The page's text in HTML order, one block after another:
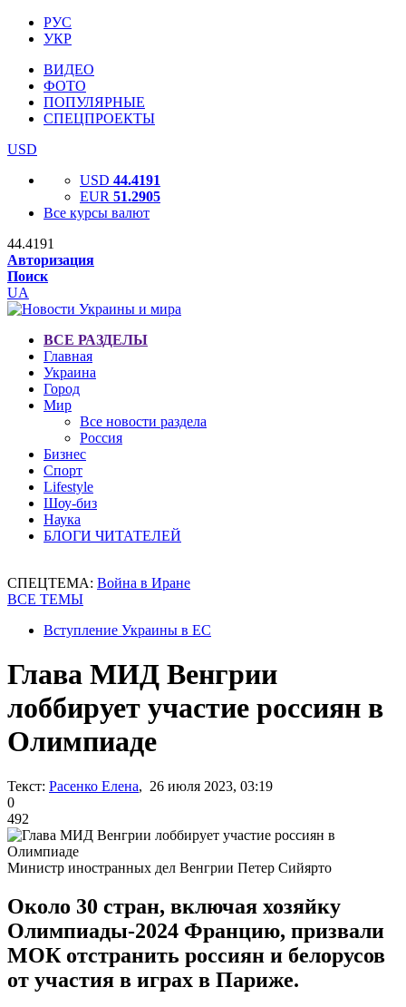
РУС
УКР
ВИДЕО
ФОТО
ПОПУЛЯРНЫЕ
СПЕЦПРОЕКТЫ
USD
USD 44.4191
EUR 51.2905
Все курсы валют
44.4191
Авторизация
Поиск
UA
ВСЕ РАЗДЕЛЫ
Главная
Украина
Город
Мир
Все новости раздела
Россия
Бизнес
Спорт
Lifestyle
Шоу-биз
Наука
БЛОГИ ЧИТАТЕЛЕЙ
СПЕЦТЕМА: Война в Иране
ВСЕ ТЕМЫ
Вступление Украины в ЕС
Глава МИД Венгрии
лоббирует участие россиян в
Олимпиаде
Текст: Расенко Елена, 26 июля 2023, 03:19
0
492
Министр иностранных дел Венгрии Петер Сийярто
Около 30 стран, включая хозяйку
Олимпиады-2024 Францию, призвали
МОК отстранить россиян и белорусов
от участия в играх в Париже.